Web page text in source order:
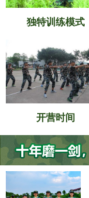
独特训练模式
开营时间